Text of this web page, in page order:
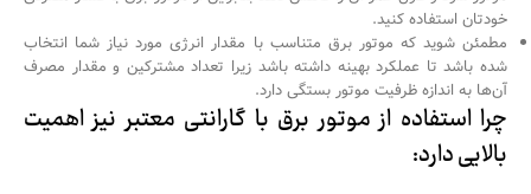
خودتان استفاده کنید.
مطمئن شوید که موتور برق متناسب با مقدار انرژی مورد نیاز شما انتخاب
شده باشد تا عملکرد بهینه داشته باشد زیرا تعداد مشترکین و مقدار مصرف
آن‌ها به اندازه ظرفیت موتور بستگی دارد.
چرا استفاده از موتور برق با گارانتی معتبر نیز اهمیت
بالایی دارد: